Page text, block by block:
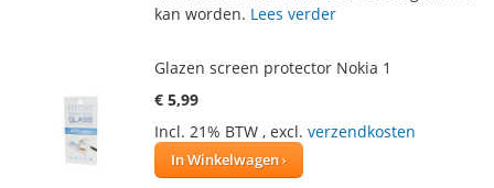
kan worden. Lees verder
Glazen screen protector Nokia 1
€ 5,99
Incl. 21% BTW , excl. verzendkosten
In Winkelwagen